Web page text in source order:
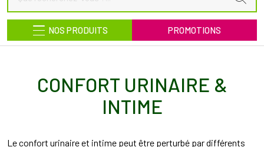
NOS PRODUITS PROMOTIONS
CONFORT URINAIRE &
INTIME
Le confort urinaire et intime peut être perturbé par différents